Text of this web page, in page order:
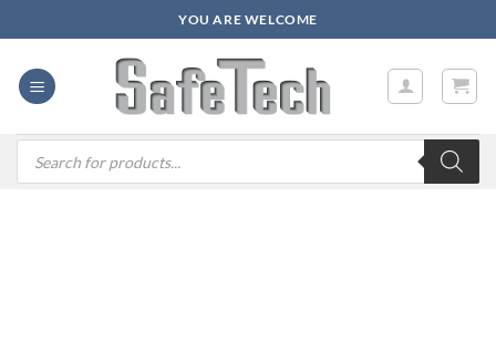
Inhalt
springen
YOU ARE WELCOME
Products
search